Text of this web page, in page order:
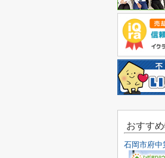
おすす
石岡市府